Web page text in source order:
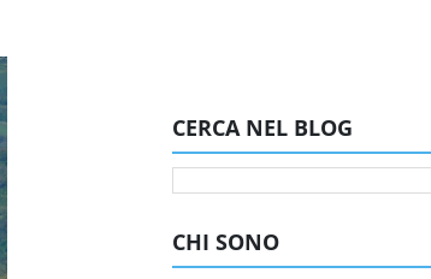
CERCA NEL BLOG
CHI SONO